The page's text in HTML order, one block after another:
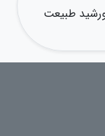
طبیعت